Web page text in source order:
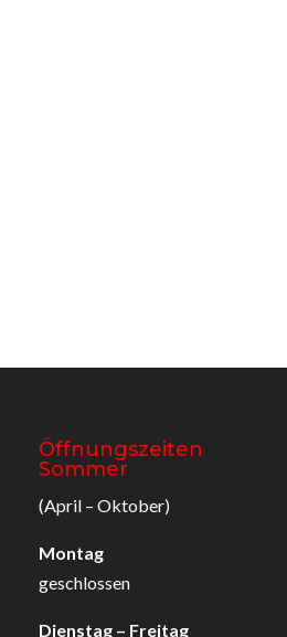
Öffnungszeiten
Sommer
(April – Oktober)
Montag
geschlossen
Dienstag – Freitag